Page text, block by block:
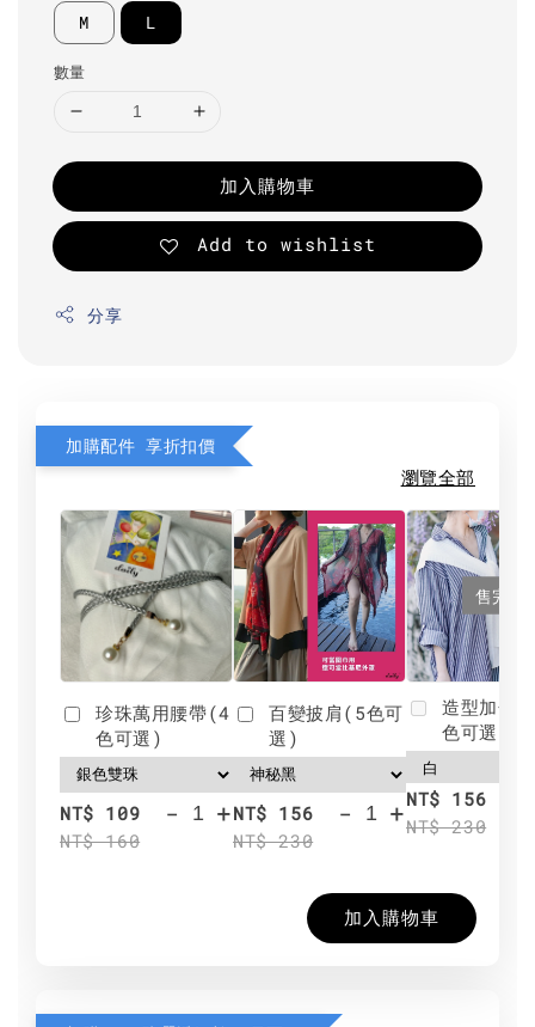
M L
數量
加入購物車
Add to wishlist
分享
加購配件 享折扣價
瀏覽全部
珍珠萬用腰帶(4
色可選)
NT$ 109
NT$ 160
- +
百變披肩(5色可
選)
NT$ 156
NT$ 230
- +
售完
造型加分
色可選)
NT$ 156
NT$ 230
加入購物車